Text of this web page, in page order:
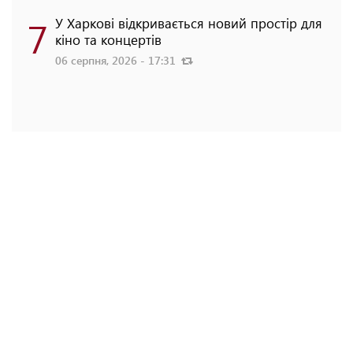
7 У Харкові відкривається новий простір для
кіно та концертів
06 серпня, 2026 - 17:31